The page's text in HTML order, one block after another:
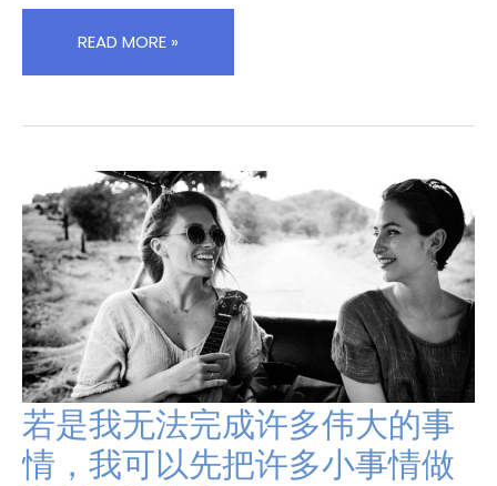
情
况
愿
出
在
不
顺
的
情
况
里，
最
好
和
READ MORE »
若是我无法完成许多伟大的事
情，我可以先把许多小事情做
若
是
我